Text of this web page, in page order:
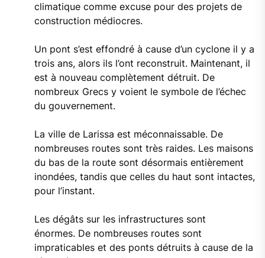
climatique comme excuse pour des projets de
construction médiocres.
Un pont s’est effondré à cause d’un cyclone il y a
trois ans, alors ils l’ont reconstruit. Maintenant, il
est à nouveau complètement détruit. De
nombreux Grecs y voient le symbole de l’échec
du gouvernement.
La ville de Larissa est méconnaissable. De
nombreuses routes sont très raides. Les maisons
du bas de la route sont désormais entièrement
inondées, tandis que celles du haut sont intactes,
pour l’instant.
Les dégâts sur les infrastructures sont
énormes. De nombreuses routes sont
impraticables et des ponts détruits à cause de la